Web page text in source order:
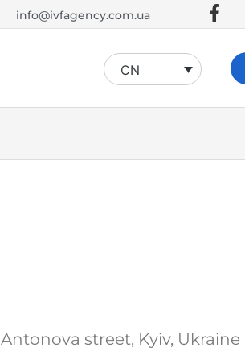
info@ivfagency.com.ua
CN
street, Kyiv, Ukraine